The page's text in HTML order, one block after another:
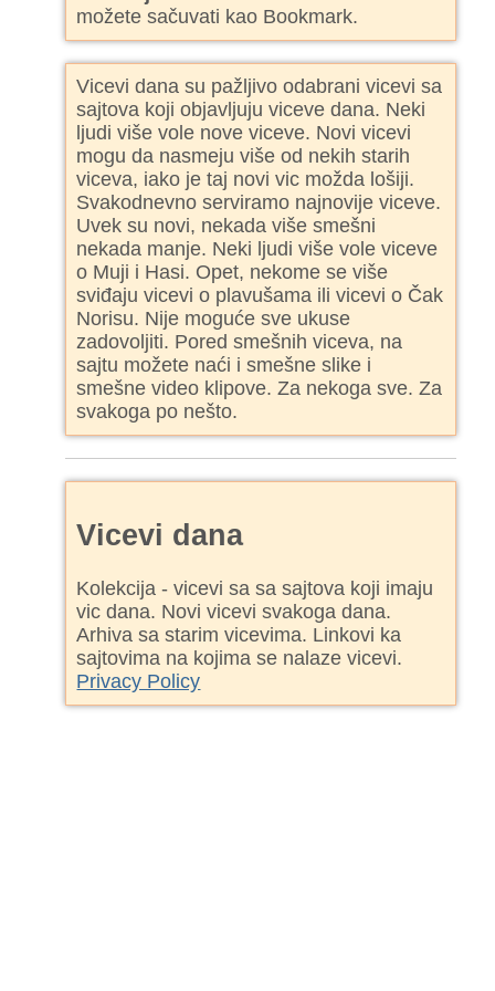
možete sačuvati kao Bookmark.
Vicevi dana su pažljivo odabrani vicevi sa
sajtova koji objavljuju viceve dana. Neki
ljudi više vole nove viceve. Novi vicevi
mogu da nasmeju više od nekih starih
viceva, iako je taj novi vic možda lošiji.
Svakodnevno serviramo najnovije viceve.
Uvek su novi, nekada više smešni
nekada manje. Neki ljudi više vole viceve
o Muji i Hasi. Opet, nekome se više
sviđaju vicevi o plavušama ili vicevi o Čak
Norisu. Nije moguće sve ukuse
zadovoljiti. Pored smešnih viceva, na
sajtu možete naći i smešne slike i
smešne video klipove. Za nekoga sve. Za
svakoga po nešto.
Vicevi dana
Kolekcija - vicevi sa sa sajtova koji imaju
vic dana. Novi vicevi svakoga dana.
Arhiva sa starim vicevima. Linkovi ka
sajtovima na kojima se nalaze vicevi.
Privacy Policy